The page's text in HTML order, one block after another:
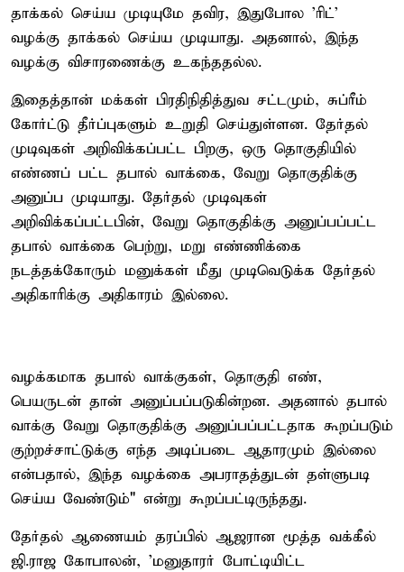
தாக்கல் செய்ய முடியுமே தவிர, இதுபோல 'ரிட்'
வழக்கு தாக்கல் செய்ய முடியாது. அதனால், இந்த
வழக்கு விசாரணைக்கு உகந்ததல்ல.
இதைத்தான் மக்கள் பிரதிநிதித்துவ சட்டமும், சுப்ரீம்
கோர்ட்டு தீர்ப்புகளும் உறுதி செய்துள்ளன. தேர்தல்
முடிவுகள் அறிவிக்கப்பட்ட பிறகு, ஒரு தொகுதியில்
எண்ணப் பட்ட தபால் வாக்கை, வேறு தொகுதிக்கு
அனுப்ப முடியாது. தேர்தல் முடிவுகள்
அறிவிக்கப்பட்டபின், வேறு தொகுதிக்கு அனுப்பப்பட்ட
தபால் வாக்கை பெற்று, மறு எண்ணிக்கை
நடத்தக்கோரும் மனுக்கள் மீது முடிவெடுக்க தேர்தல்
அதிகாரிக்கு அதிகாரம் இல்லை.
வழக்கமாக தபால் வாக்குகள், தொகுதி எண்,
பெயருடன் தான் அனுப்பப்படுகின்றன. அதனால் தபால்
வாக்கு வேறு தொகுதிக்கு அனுப்பப்பட்டதாக கூறப்படும்
குற்றச்சாட்டுக்கு எந்த அடிப்படை ஆதாரமும் இல்லை
என்பதால், இந்த வழக்கை அபராதத்துடன் தள்ளுபடி
செய்ய வேண்டும்" என்று கூறப்பட்டிருந்தது.
தேர்தல் ஆணையம் தரப்பில் ஆஜரான மூத்த வக்கீல்
ஜி.ராஜ கோபாலன், 'மனுதாரர் போட்டியிட்ட